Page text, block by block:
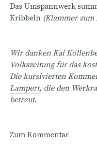
Das Umspannwerk
Kribbeln (Klammer
Wir danken Kai
Volkszeitung für das
Die kursivierten
Lampert, die den
betreut.
Zum Kommentar